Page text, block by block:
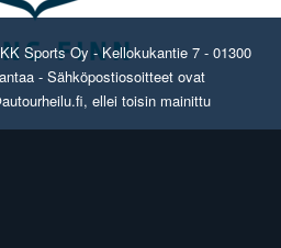
Sports Oy - Kellokukantie 7 - 01300
- Sähköpostiosoitteet ovat
ellei toisin mainittu